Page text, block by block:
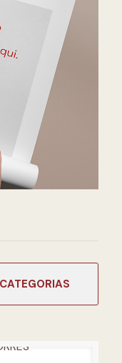
CATEGORIAS